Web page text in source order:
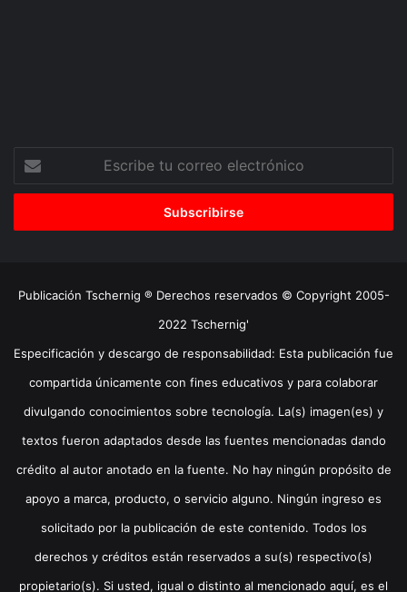
correo
Publicación Tschernig ® Derechos reservados © Copyright 2005-
2022 Tschernig'
Especificación y descargo de responsabilidad: Esta publicación fue
compartida únicamente con fines educativos y para colaborar
divulgando conocimientos sobre tecnología. La(s) imagen(es) y
textos fueron adaptados desde las fuentes mencionadas dando
crédito al autor anotado en la fuente. No hay ningún propósito de
apoyo a marca, producto, o servicio alguno. Ningún ingreso es
solicitado por la publicación de este contenido. Todos los
derechos y créditos están reservados a su(s) respectivo(s)
propietario(s). Si usted, igual o distinto al mencionado aquí, es el